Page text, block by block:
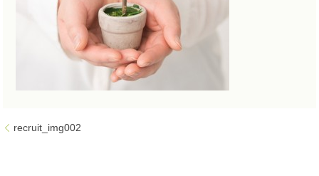
recruit_img002